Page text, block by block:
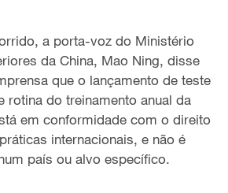
a porta-voz do Ministério
da China, Mao Ning, disse
que o lançamento de teste
rotina do treinamento anual da
em conformidade com o direito
internacionais, e não é
país ou alvo específico.